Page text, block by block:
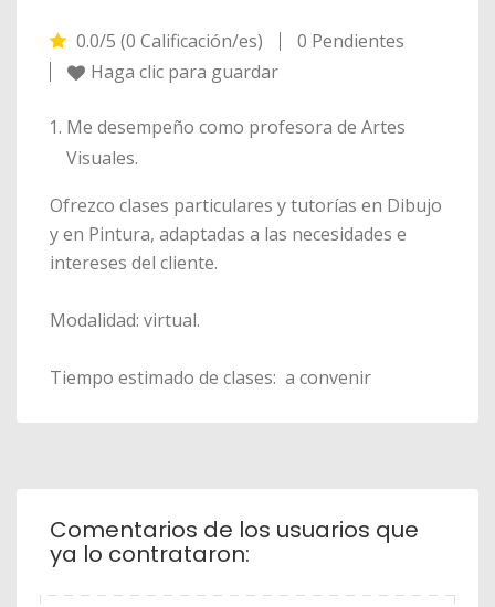
0.0/5 (0 Calificación/es)
0 Pendientes
Haga clic para guardar
Me desempeño como profesora de Artes
Visuales.
Ofrezco clases particulares y tutorías en Dibujo
y en Pintura, adaptadas a las necesidades e
intereses del cliente.
Modalidad: virtual.
Tiempo estimado de clases: a convenir
Comentarios de los usuarios que
ya lo contrataron: